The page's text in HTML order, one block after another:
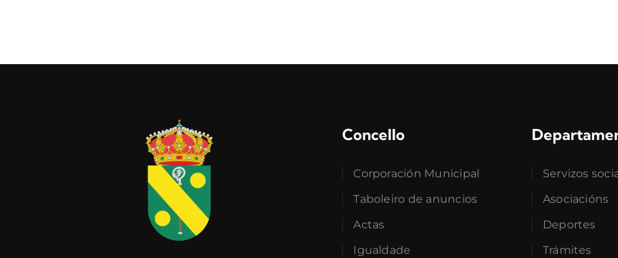
Concello
Corporación Municipal
Taboleiro de anuncios
Actas
Igualdade
Servizos
Asociacións
Deportes
Trámites